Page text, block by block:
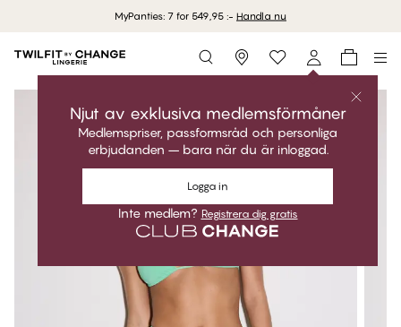
MyPanties: 7 for 549,95 :- Handla nu
Storefinder
Njut av exklusiva medlemsförmåner
Medlemspriser, passformsråd och personliga
erbjudanden – bara när du är inloggad.
Logga in
Inte medlem? Registrera dig gratis